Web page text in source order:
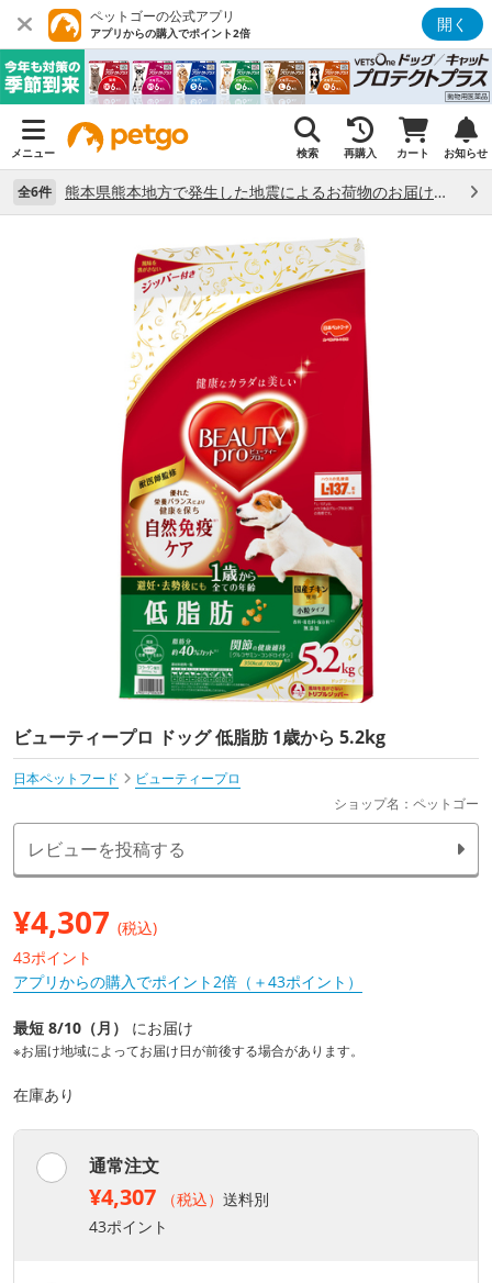
ペットゴーの公式アプリ
アプリからの購入でポイント2倍 開く
メニュー 検索 再購入 カート お知らせ
全6件 熊本県熊本地方で発生した地震によるお荷物のお届け状況について （7/28）
ビューティープロ ドッグ 低脂肪 1歳から 5.2kg
日本ペットフード
ビューティープロ
ショップ名：ペットゴー
レビューを投稿する
¥4,307 (税込)
43ポイント
アプリからの購入でポイント2倍（＋43ポイント）
最短 8/10（月） にお届け
※お届け地域によってお届け日が前後する場合があります。
在庫あり
通常注文
¥4,307 （税込） 送料別
43ポイント